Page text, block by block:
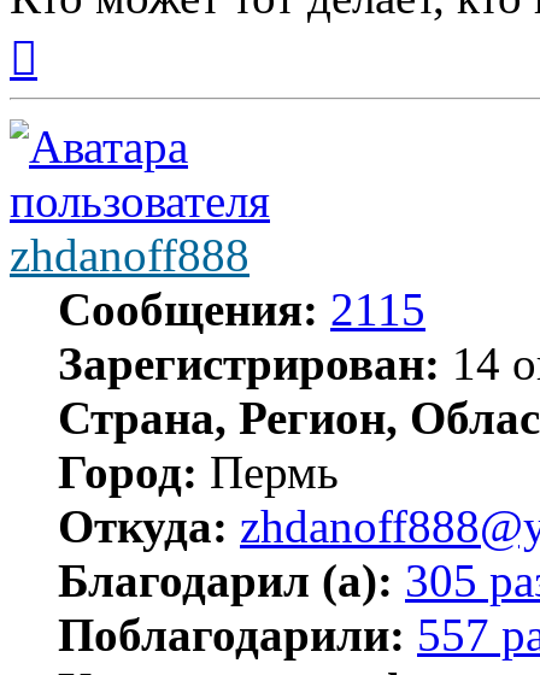
началу
zhdanoff888
Сообщения: 2115
Зарегистрирован: 14
Страна, Регион,
Город: Пермь
Откуда:
Благодарил (а): 305
Поблагодарили: 557